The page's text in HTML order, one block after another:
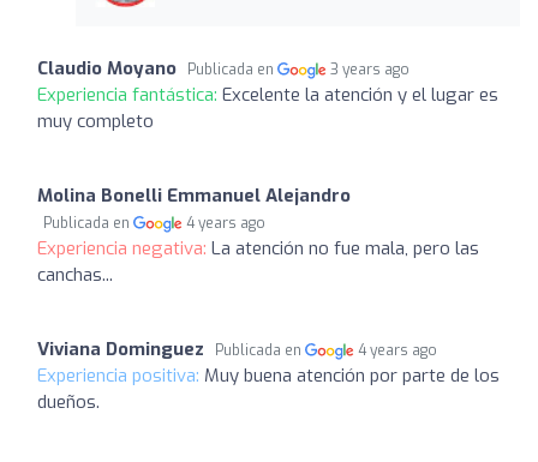
Claudio Moyano Publicada en 3 years ago
Experiencia fantástica: Excelente la atención y el lugar es
muy completo
Molina Bonelli Emmanuel Alejandro
Publicada en 4 years ago
Experiencia negativa: La atención no fue mala, pero las
canchas...
Viviana Dominguez Publicada en 4 years ago
Experiencia positiva: Muy buena atención por parte de los
dueños.